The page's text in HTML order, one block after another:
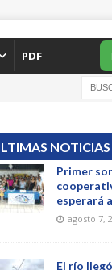
PDF
NOTICIAS
Primer
esperará
agosto 7,
El río